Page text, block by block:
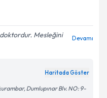
ilişkinAydınlatma
verilerimin belirtilen
Gönder
Mesleğini
Devamı
Haritada Göster
Dumlupınar Blv. NO: 9-